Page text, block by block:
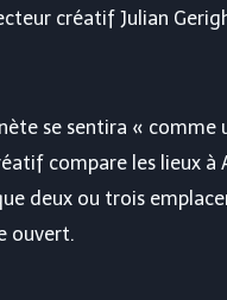
créatif Julian
se sentira «
compare les lieux à
deux ou trois
ouvert.